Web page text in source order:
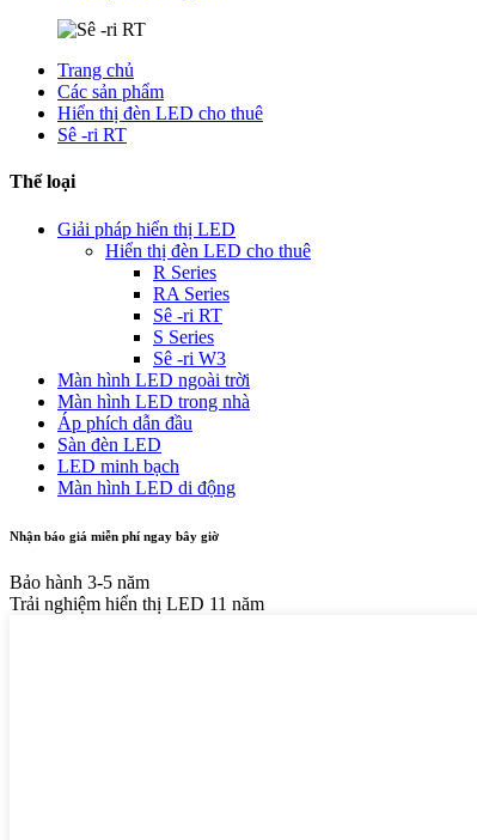
Trang chủ
Các sản phẩm
Hiển thị đèn LED cho thuê
Sê -ri RT
Thể loại
Giải pháp hiển thị LED
Hiển thị đèn LED cho thuê
R Series
RA Series
Sê -ri RT
S Series
Sê -ri W3
Màn hình LED ngoài trời
Màn hình LED trong nhà
Áp phích dẫn đầu
Sàn đèn LED
LED minh bạch
Màn hình LED di động
Nhận báo giá miễn phí ngay bây giờ
Bảo hành 3-5 năm
Trải nghiệm hiển thị LED 11 năm